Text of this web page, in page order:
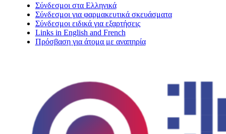
Σύνδεσμοι στα Ελληνικά
Σύνδεσμοι για φαρμακευτικά σκευάσματα
Σύνδεσμοι ειδικά για εξαρτήσεις
Links in English and French
Πρόσβαση για άτομα με αναπηρία